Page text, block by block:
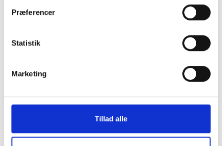
Præferencer
Statistik
Marketing
Tillad alle
skærmbeskyttelse IKKE
Pro/14/16e/17e
149 kr.